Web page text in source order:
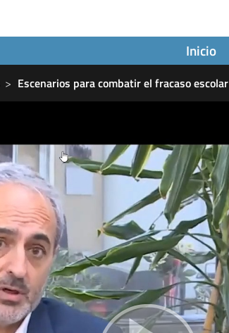
Inicio
Escenarios para combatir el fracaso escolar